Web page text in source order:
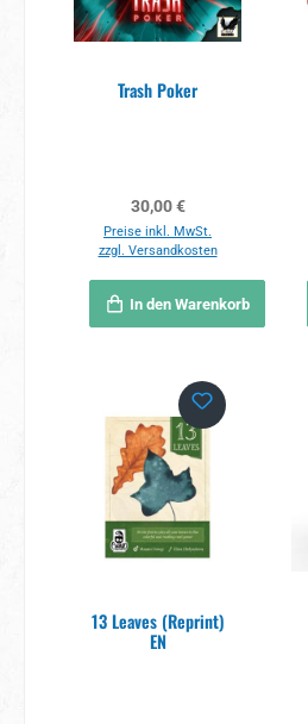
Trash Poker
Regulärer Preis:
30,00 €
Preise inkl. MwSt.
zzgl. Versandkosten
In den Warenkorb
13 Leaves (Reprint)
EN